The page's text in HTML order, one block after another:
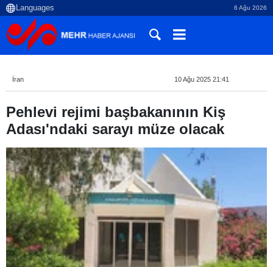
6 Ağu 2026
İran 10 Ağu 2025 21:41
Pehlevi rejimi başbakanının Kiş
Adası'ndaki sarayı müze olacak